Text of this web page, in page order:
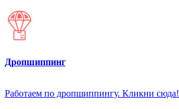
Дропшиппинг
Работаем по дропшиппингу. Кликни сюда!